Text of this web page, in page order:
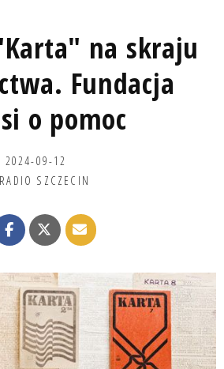
na skraju
Fundacja
o pomoc
2024-09-12
RADIO SZCZECIN